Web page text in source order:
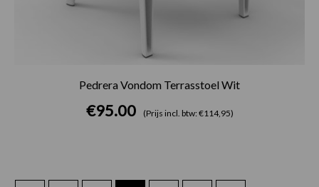
Pedrera Vondom Terrasstoel Wit
€95.00 (Prijs incl. btw: €114,95)